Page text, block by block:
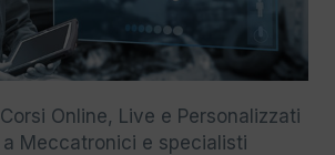
Online, Live e Personalizzati
Meccatronici e specialisti